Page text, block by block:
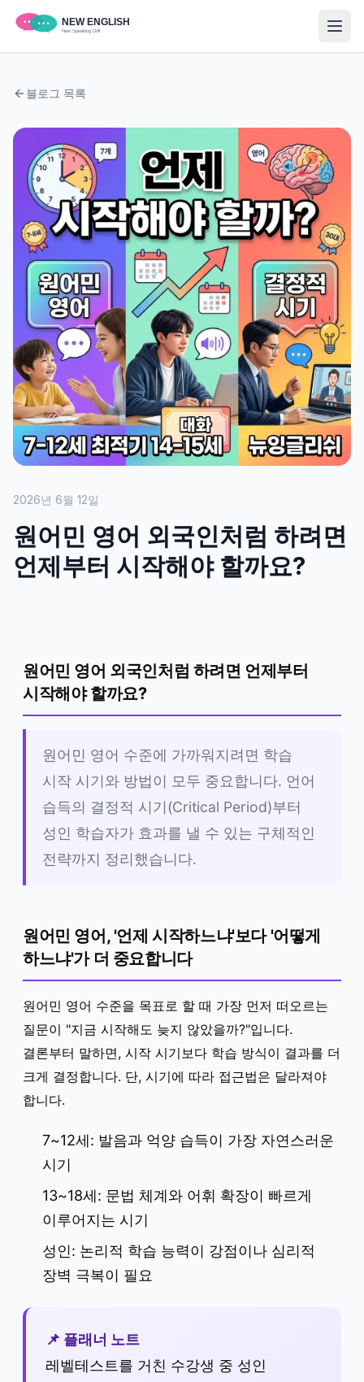
블로그 목록
2026년 6월 12일
원어민 영어 외국인처럼 하려면
언제부터 시작해야 할까요?
원어민 영어 외국인처럼 하려면 언제부터
시작해야 할까요?
원어민 영어 수준에 가까워지려면 학습
시작 시기와 방법이 모두 중요합니다. 언어
습득의 결정적 시기(Critical Period)부터
성인 학습자가 효과를 낼 수 있는 구체적인
전략까지 정리했습니다.
원어민 영어, '언제 시작하느냐'보다 '어떻게
하느냐'가 더 중요합니다
원어민 영어 수준을 목표로 할 때 가장 먼저 떠오르는
질문이 "지금 시작해도 늦지 않았을까?"입니다.
결론부터 말하면, 시작 시기보다 학습 방식이 결과를 더
크게 결정합니다. 단, 시기에 따라 접근법은 달라져야
합니다.
7~12세: 발음과 억양 습득이 가장 자연스러운
시기
13~18세: 문법 체계와 어휘 확장이 빠르게
이루어지는 시기
성인: 논리적 학습 능력이 강점이나 심리적
장벽 극복이 필요
📌 플래너 노트
레벨테스트를 거친 수강생 중 성인